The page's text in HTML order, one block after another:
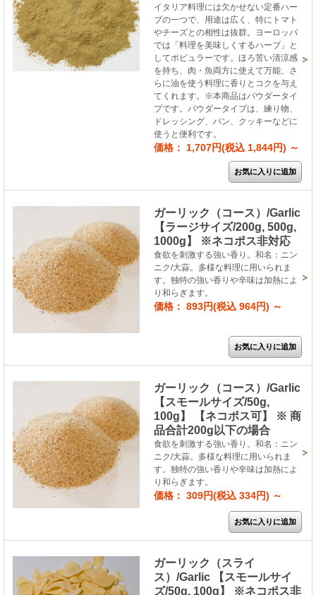
イタリア料理には欠かせない定番ハー
ブの一つで、用途は広く、特にトマト
やチーズとの相性は抜群。ヨーロッパ
では「料理を美味しくするハーブ」と
してポピュラーです。ほろ苦い清涼感
を持ち、肉・魚両方に使えて万能、さ
らに油を使う料理に香りとコクを与え
てくれます。※本商品はパウダータイ
プです。パウダータイプは、練り物、
ドレッシング、パン、クッキーなどに
使うと便利です。
価格： 1,707円(税込 1,844円) ～
ガーリック（コース）/Garlic
【ラージサイズ/200g, 500g,
1000g】 ※ネコポス非対応
食欲を刺激する強い香り。和名：ニン
ニク/大蒜。多様な料理に用いられま
す。独特の強い香りや辛味は加熱によ
り和らぎます。
価格： 893円(税込 964円) ～
ガーリック（コース）/Garlic
【スモールサイズ/50g,
100g】 【ネコポス可】 ※ 商
品合計200g以下の場合
食欲を刺激する強い香り。和名：ニン
ニク/大蒜。多様な料理に用いられま
す。独特の強い香りや辛味は加熱によ
り和らぎます。
価格： 309円(税込 334円) ～
ガーリック（スライ
ス）/Garlic 【スモールサイ
ズ/50g, 100g】 ※ネコポス非